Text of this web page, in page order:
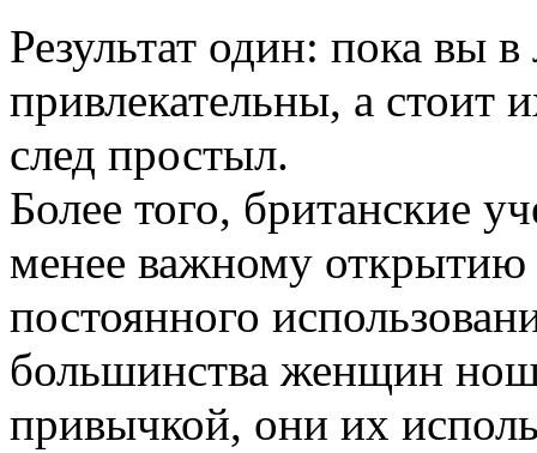
Результат один: пока вы
привлекательны, а стоит
след простыл.
Более того, британские
менее важному открытию
постоянного
большинства женщин
привычкой, они их